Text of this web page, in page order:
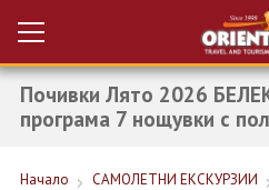
Вход за агенти
Почивки Лято 2026
програма 7 нощувки с
Начало САМОЛЕТНИ ЕКСКУРЗИИ